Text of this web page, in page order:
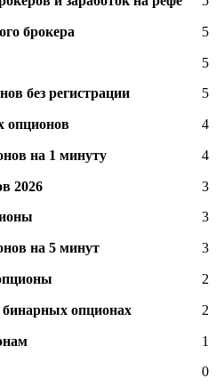
брокера 5
5
без регистрации 5
опционов 4
на 1 минуту 4
2026 3
3
на 5 минут 3
2
опционах 2
1
0